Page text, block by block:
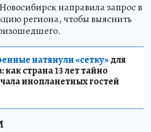
направила запрос в
региона, чтобы выяснить
натянули «сетку»для
страна 13 лет тайно
инопланетных гостей